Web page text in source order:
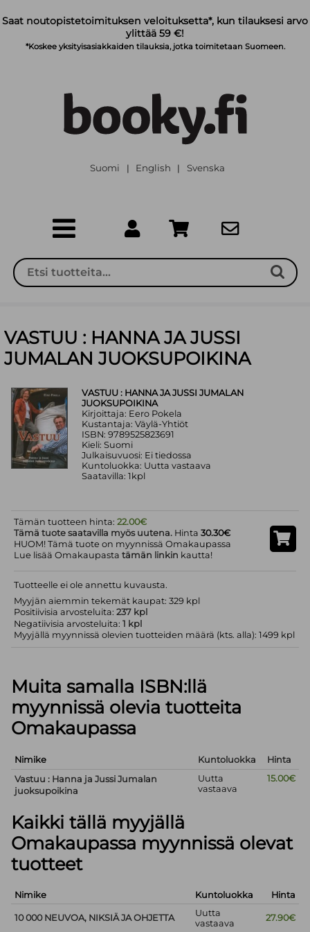
Saat noutopistetoimituksen veloituksetta*, kun tilauksesi arvo
ylittää 59 €!
*Koskee yksityisasiakkaiden tilauksia, jotka toimitetaan Suomeen.
Suomi | English | Svenska
VASTUU : HANNA JA JUSSI
JUMALAN JUOKSUPOIKINA
VASTUU : HANNA JA JUSSI JUMALAN
JUOKSUPOIKINA
Kirjoittaja: Eero Pokela
Kustantaja: Väylä-Yhtiöt
ISBN: 9789525823691
Kieli: Suomi
Julkaisuvuosi: Ei tiedossa
Kuntoluokka: Uutta vastaava
Saatavilla: 1kpl
Tämän tuotteen hinta:22.00€
Tämä tuote saatavilla myös uutena. Hinta30.30€
HUOM! Tämä tuote on myynnissä Omakaupassa
Lue lisää Omakaupastatämän linkin kautta!
Tuotteelle ei ole annettu kuvausta.
Myyjän aiemmin tekemät kaupat: 329 kpl
Positiivisia arvosteluita:237 kpl
Negatiivisia arvosteluita:1 kpl
Myyjällä myynnissä olevien tuotteiden määrä (kts. alla): 1499 kpl
Muita samalla ISBN:llä
myynnissä olevia tuotteita
Omakaupassa
Nimike Kuntoluokka
Hinta
Vastuu : Hanna ja Jussi Jumalan
juoksupoikina
Uutta
vastaava
15.00€
Kaikki tällä myyjällä
Omakaupassa myynnissä olevat
tuotteet
Nimike Kuntoluokka Hinta
10 000 NEUVOA, NIKSIÄ JA OHJETTA
Uutta
vastaava
27.90€